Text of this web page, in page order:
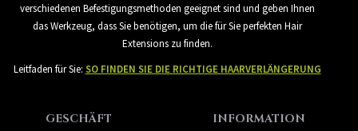
verschiedenen Befestigungsmethoden geeignet sind und geben Ihnen
das Werkzeug, dass Sie benötigen, um die für Sie perfekten Hair
Extensions zu finden.
Leitfaden für Sie: SO FINDEN SIE DIE RICHTIGE HAARVERLÄNGERUNG
GESCHÄFT INFORMATION